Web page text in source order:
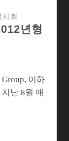
회
년형
Group, 이하
난 8월 매